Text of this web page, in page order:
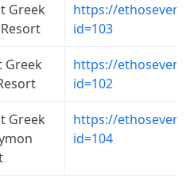
Greek
https://
id=103
Greek
https://
id=102
Greek
https://
id=104